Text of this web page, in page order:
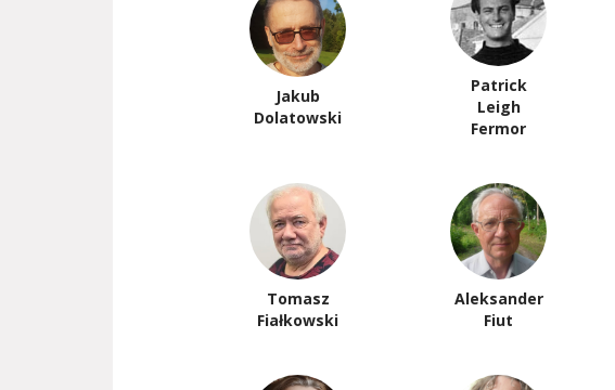
Jakub
Dolatowski
Patrick
Leigh
Fermor
Tomasz
Fiałkowski
Aleksander
Fiut